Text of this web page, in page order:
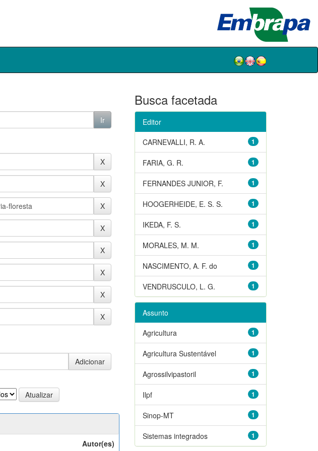
Autor(es)
Busca facetada
Editor
1
CARNEVALLI, R. A.
1
FARIA, G. R.
1
FERNANDES JUNIOR, F.
1
HOOGERHEIDE, E. S. S.
1
IKEDA, F. S.
1
MORALES, M. M.
1
NASCIMENTO, A. F. do
1
VENDRUSCULO, L. G.
Assunto
1
Agricultura
1
Agricultura Sustentável
1
Agrossilvipastoril
1
Ilpf
1
Sinop-MT
1
Sistemas integrados